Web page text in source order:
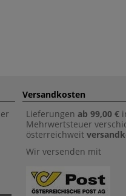
Versandkosten
Lieferungen ab 99,00 €
Mehrwertsteuer
österreichweit
Wir versenden mit